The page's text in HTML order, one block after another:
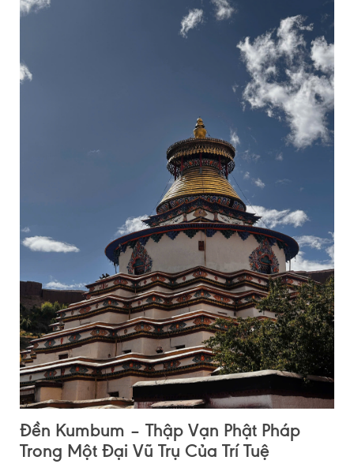
Đền Kumbum – Thập Vạn Phật Pháp
Trong Một Đại Vũ Trụ Của Trí Tuệ